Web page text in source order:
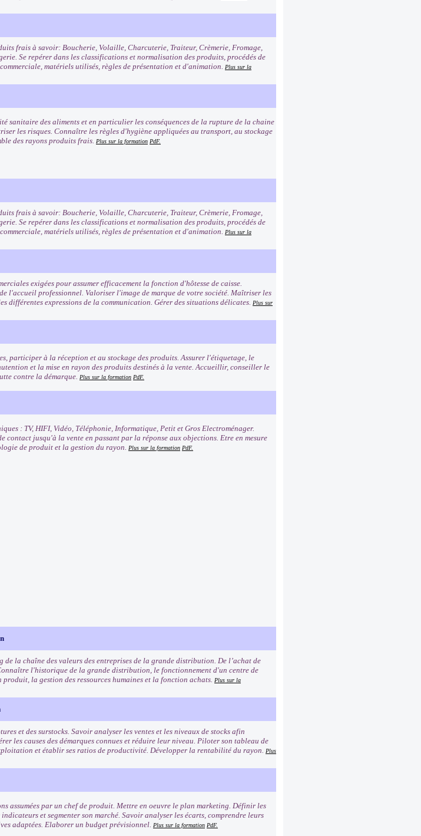
frais à savoir: Boucherie, Volaille, Charcuterie, Traiteur, Crèmerie, Fromage,
Se repérer dans les classifications et normalisation des produits, procédés de
matériels utilisés, règles de présentation et d'animation. Plus sur la
sanitaire des aliments et en particulier les conséquences de la rupture de la chaine
les risques. Connaître les règles d'hygiène appliquées au transport, au stockage
des rayons produits frais. Plus sur la formation PdF.
frais à savoir: Boucherie, Volaille, Charcuterie, Traiteur, Crèmerie, Fromage,
Se repérer dans les classifications et normalisation des produits, procédés de
matériels utilisés, règles de présentation et d'animation. Plus sur la
exigées pour assumer efficacement la fonction d'hôtesse de caisse.
l'accueil professionnel. Valoriser l'image de marque de votre société. Maîtriser les
différentes expressions de la communication. Gérer des situations délicates. Plus sur
participer à la réception et au stockage des produits. Assurer l'étiquetage, le
et la mise en rayon des produits destinés à la vente. Accueillir, conseiller le
contre la démarque. Plus sur la formation PdF.
: TV, HIFI, Vidéo, Téléphonie, Informatique, Petit et Gros Electroménager.
contact jusqu'à la vente en passant par la réponse aux objections. Etre en mesure
de produit et la gestion du rayon. Plus sur la formation PdF.
de la chaîne des valeurs des entreprises de la grande distribution. De l’achat de
l'historique de la grande distribution, le fonctionnement d'un centre de
la gestion des ressources humaines et la fonction achats. Plus sur la
et des surstocks. Savoir analyser les ventes et les niveaux de stocks afin
les causes des démarques connues et réduire leur niveau. Piloter son tableau de
et établir ses ratios de productivité. Développer la rentabilité du rayon. Plus
assumées par un chef de produit. Mettre en oeuvre le plan marketing. Définir les
et segmenter son marché. Savoir analyser les écarts, comprendre leurs
adaptées. Elaborer un budget prévisionnel. Plus sur la formation PdF.